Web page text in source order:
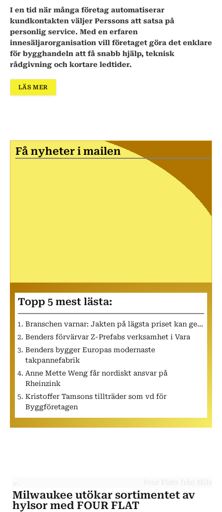
I en tid när många företag automatiserar
kundkontakten väljer Perssons att satsa på
personlig service. Med en erfaren
innesäljarorganisation vill företaget göra det enklare
för bygghandeln att få snabb hjälp, teknisk
rådgivning och kortare ledtider.
LÄS MER
Få nyheter i mailen
Topp 5 mest lästa:
Branschen varnar: Jakten på lägsta priset kan ge…
Benders förvärvar Z-Prefabs verksamhet i Vara
Benders bygger Europas modernaste
takpannefabrik
Anne Mette Weng får nordiskt ansvar på
Rheinzink
Kristoffer Tamsons tillträder som vd för
Byggföretagen
Milwaukee utökar sortimentet av
hylsor med FOUR FLAT